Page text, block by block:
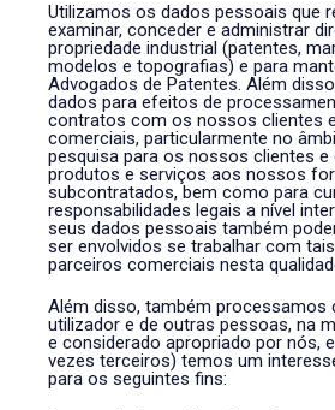
Utilizamos os dados pessoais que
examinar, conceder e administrar
propriedade industrial (patentes,
modelos e topografias) e para
Advogados de Patentes. Além
dados para efeitos de
contratos com os nossos clientes
comerciais, particularmente no
pesquisa para os nossos clientes e
produtos e serviços aos nossos
subcontratados, bem como para
responsabilidades legais a nível
seus dados pessoais também
ser envolvidos se trabalhar com
parceiros comerciais nesta
Além disso, também processamos
utilizador e de outras pessoas, na
e considerado apropriado por nós,
vezes terceiros) temos um
para os seguintes fins: